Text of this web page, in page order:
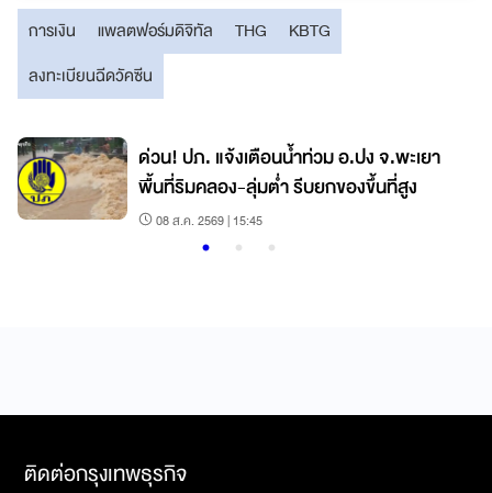
การเงิน แพลตฟอร์มดิจิทัล THG
KBTG
ลงทะเบียนฉีดวัคซีน
ด่วน! ปภ. แจ้งเตือนน้ำท่วม อ.ปง จ.พะเยา
พื้นที่ริมคลอง-ลุ่มต่ำ รีบยกของขึ้นที่สูง
08 ส.ค. 2569 | 15:45
ติดต่อกรุงเทพธุรกิจ